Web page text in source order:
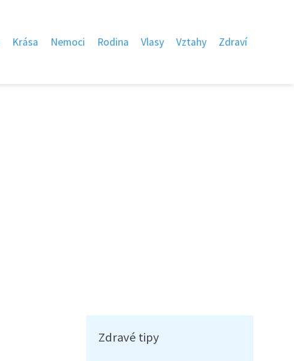
Krása Nemoci Rodina Vlasy Vztahy Zdraví
Zdravé tipy